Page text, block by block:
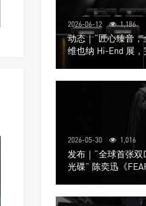
2026-06-12 1,186
动态｜“匠心臻音
维也纳 Hi-End 展
2026-05-30 1,016
发布｜“全球首张
光碟” 陈奕迅《